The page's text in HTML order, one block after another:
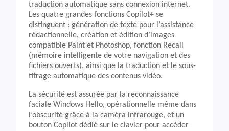
traduction automatique sans connexion internet.
Les quatre grandes fonctions Copilot+ se
distinguent : génération de texte pour l’assistance
rédactionnelle, création et édition d’images
compatible Paint et Photoshop, fonction Recall
(mémoire intelligente de votre navigation et des
fichiers ouverts), ainsi que la traduction et le sous-
titrage automatique des contenus vidéo.
La sécurité est assurée par la reconnaissance
faciale Windows Hello, opérationnelle même dans
l’obscurité grâce à la caméra infrarouge, et un
bouton Copilot dédié sur le clavier pour accéder